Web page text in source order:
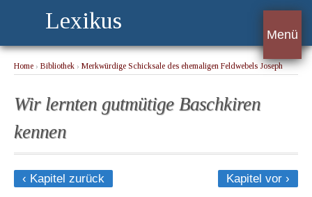
Lexikus
Menü
Home › Bibliothek › Merkwürdige Schicksale des ehemaligen Feldwebels Joseph
Wir lernten gutmütige Baschkiren
kennen
‹ Kapitel zurück Kapitel vor ›